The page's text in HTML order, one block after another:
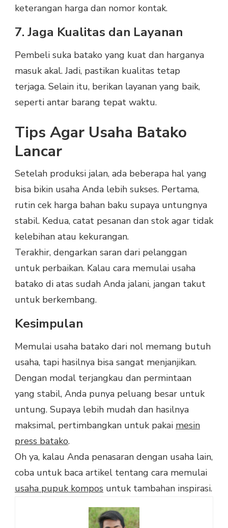
keterangan harga dan nomor kontak.
7. Jaga Kualitas dan Layanan
Pembeli suka batako yang kuat dan harganya
masuk akal. Jadi, pastikan kualitas tetap
terjaga. Selain itu, berikan layanan yang baik,
seperti antar barang tepat waktu.
Tips Agar Usaha Batako
Lancar
Setelah produksi jalan, ada beberapa hal yang
bisa bikin usaha Anda lebih sukses. Pertama,
rutin cek harga bahan baku supaya untungnya
stabil. Kedua, catat pesanan dan stok agar tidak
kelebihan atau kekurangan.
Terakhir, dengarkan saran dari pelanggan
untuk perbaikan. Kalau cara memulai usaha
batako di atas sudah Anda jalani, jangan takut
untuk berkembang.
Kesimpulan
Memulai usaha batako dari nol memang butuh
usaha, tapi hasilnya bisa sangat menjanjikan.
Dengan modal terjangkau dan permintaan
yang stabil, Anda punya peluang besar untuk
untung. Supaya lebih mudah dan hasilnya
maksimal, pertimbangkan untuk pakai mesin
press batako.
Oh ya, kalau Anda penasaran dengan usaha lain,
coba untuk baca artikel tentang cara memulai
usaha pupuk kompos untuk tambahan inspirasi.